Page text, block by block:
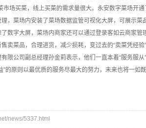
市场买菜，线上买菜的需求量很大。永安数字菜场开
菜场内安装了菜场数据监管可视化大屏，可展示菜
数字大屏，菜场内商家还可以通过登录客如云商家
卖菜品，合理进货，减少损耗，变过去的“卖菜凭经验”
公司副总经理孙金莉表示，他们一直本着“服务服从
”的原则以最优质的服务尽最大的努力，未来也将一
news/5337.html